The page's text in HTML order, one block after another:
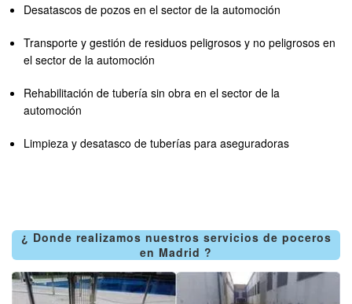
Desatascos de pozos en el sector de la automoción
Transporte y gestión de residuos peligrosos y no peligrosos en
el sector de la automoción
Rehabilitación de tubería sin obra en el sector de la
automoción
Limpieza y desatasco de tuberías para aseguradoras
¿ Donde realizamos nuestros servicios de poceros
en Madrid ?